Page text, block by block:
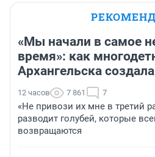
«Мы начали в самое
время»: как
Архангельска
12 часов 7 861 7
«Не привози их мне в третий
разводит голубей, которые
возвращаются